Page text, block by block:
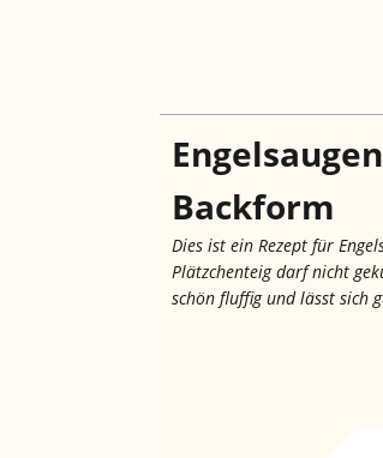
Backform
Dies ist ein Rezept für
Plätzchenteig darf nicht
schön fluffig und lässt sich